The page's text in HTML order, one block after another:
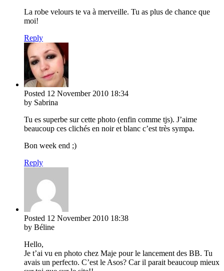
La robe velours te va à merveille. Tu as plus de chance que
moi!
Reply
Posted 12 November 2010 18:34
by Sabrina
Tu es superbe sur cette photo (enfin comme tjs). J’aime
beaucoup ces clichés en noir et blanc c’est très sympa.
Bon week end ;)
Reply
Posted 12 November 2010 18:38
by Béline
Hello,
Je t’ai vu en photo chez Maje pour le lancement des BB. Tu
avais un perfecto. C’est le Asos? Car il parait beaucoup mieux